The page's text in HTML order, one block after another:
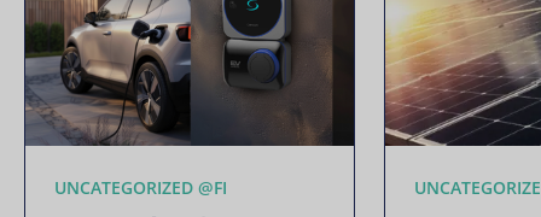
UNCATEGORIZED @FI